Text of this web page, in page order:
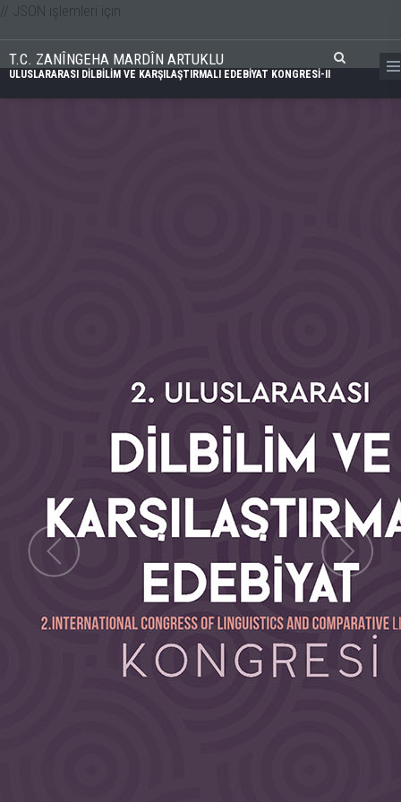
T.C. ZANÎNGEHA MARDÎN ARTUKLU
ULUSLARARASI DİLBİLİM VE KARŞILAŞTIRMALI EDEBİYAT KONGRESİ-II
// JSON işlemleri için